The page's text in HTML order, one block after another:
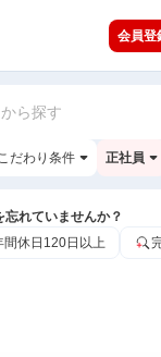
会員登
ら探す
だわり条件 正社員
れていませんか？
間休日120日以上